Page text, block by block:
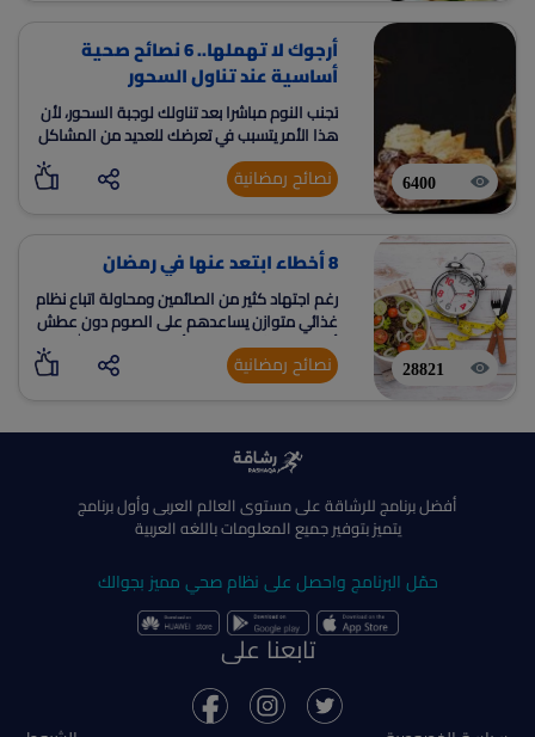
6400
أرجوك لا تهملها.. 6 نصائح صحية
أساسية عند تناول السحور
تجنب النوم مباشرا بعد تناولك لوجبة السحور، لأن
هذا الأمر يتسبب في تعرضك للعديد من المشاكل
الصحية، ومنها زيادة الوزن
نصائح رمضانية
28821
8 أخطاء ابتعد عنها في رمضان
رغم اجتهاد كثير من الصائمين ومحاولة اتباع نظام
غذائي متوازن يساعدهم على الصوم دون عطش
أو الشعور بآلام جسدية وأيضا التقرب إلى الله في
شهر العبادة
نصائح رمضانية
أفضل برنامج للرشاقة على مستوى العالم العربى وأول برنامج
يتميز بتوفير جميع المعلومات باللغه العربية
حمّل البرنامج واحصل على نظام صحي مميز بجوالك
تابعنا على